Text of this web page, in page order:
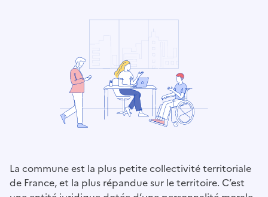
La commune est la plus petite collectivité territoriale
de France, et la plus répandue sur le territoire. C’est